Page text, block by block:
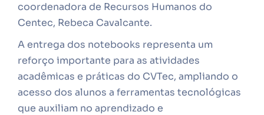
coordenadora de Recursos Humanos do
Centec, Rebeca Cavalcante.
A entrega dos notebooks representa um
reforço importante para as atividades
acadêmicas e práticas do CVTec, ampliando o
acesso dos alunos a ferramentas tecnológicas
que auxiliam no aprendizado e